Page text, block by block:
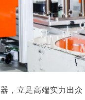
，立足高端实力出